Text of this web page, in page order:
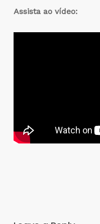
Assista ao vídeo: